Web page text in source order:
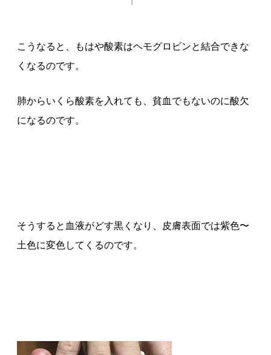
こうなると、もはや酸素はヘモグロビンと結合できな
くなるのです。
肺からいくら酸素を入れても、貧血でもないのに酸欠
になるのです。
そうすると血液がどす黒くなり、皮膚表面では紫色〜
土色に変色してくるのです。